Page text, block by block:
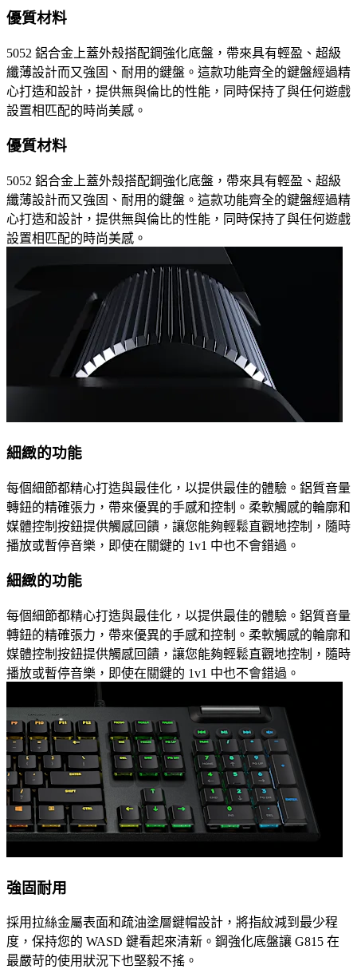
優質材料
5052 鋁合金上蓋外殼搭配鋼強化底盤，帶來具有輕盈、超級
纖薄設計而又強固、耐用的鍵盤。這款功能齊全的鍵盤經過精
心打造和設計，提供無與倫比的性能，同時保持了與任何遊戲
設置相匹配的時尚美感。
優質材料
5052 鋁合金上蓋外殼搭配鋼強化底盤，帶來具有輕盈、超級
纖薄設計而又強固、耐用的鍵盤。這款功能齊全的鍵盤經過精
心打造和設計，提供無與倫比的性能，同時保持了與任何遊戲
設置相匹配的時尚美感。
細緻的功能
每個細節都精心打造與最佳化，以提供最佳的體驗。鋁質音量
轉鈕的精確張力，帶來優異的手感和控制。柔軟觸感的輪廓和
媒體控制按鈕提供觸感回饋，讓您能夠輕鬆直觀地控制，隨時
播放或暫停音樂，即使在關鍵的 1v1 中也不會錯過。
細緻的功能
每個細節都精心打造與最佳化，以提供最佳的體驗。鋁質音量
轉鈕的精確張力，帶來優異的手感和控制。柔軟觸感的輪廓和
媒體控制按鈕提供觸感回饋，讓您能夠輕鬆直觀地控制，隨時
播放或暫停音樂，即使在關鍵的 1v1 中也不會錯過。
強固耐用
採用拉絲金屬表面和疏油塗層鍵帽設計，將指紋減到最少程
度，保持您的 WASD 鍵看起來清新。鋼強化底盤讓 G815 在
最嚴苛的使用狀況下也堅毅不搖。